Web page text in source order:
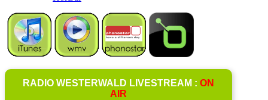
RADIO WESTERWALD LIVESTREAM : ON
AIR